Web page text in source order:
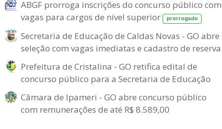
ABGF prorroga inscrições do concurso público com
vagas para cargos de nível superior
prorrogado
Secretaria de Educação de Caldas Novas - GO abre
seleção com vagas imediatas e cadastro de reserva
Prefeitura de Cristalina - GO retifica edital de
concurso público para a Secretaria de Educação
Câmara de Ipameri - GO abre concurso público
com remunerações de até R$ 8.589,00